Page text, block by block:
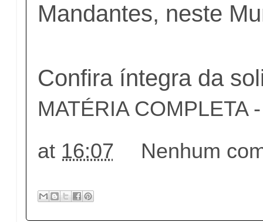
Mandantes, neste
Confira íntegra da
MATÉRIA COMPLETA
at 16:07 Nenhum